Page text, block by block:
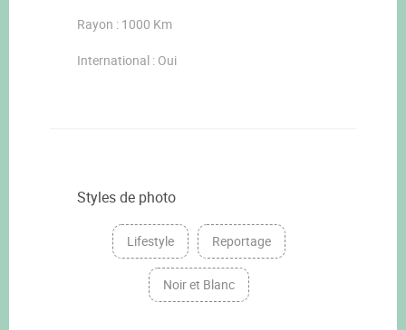
Rayon : 1000 Km
International : Oui
Styles de photo
Lifestyle Reportage
Noir et Blanc